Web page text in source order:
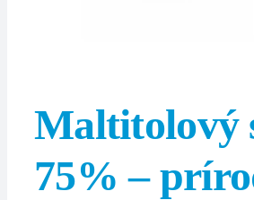
Maltitolový
75% –